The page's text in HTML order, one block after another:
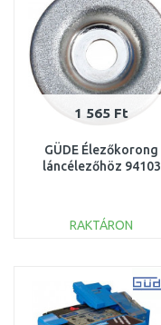
1 565 Ft
GÜDE Élezőkorong
láncélezőhöz 94103
RAKTÁRON
Összehasonlítás